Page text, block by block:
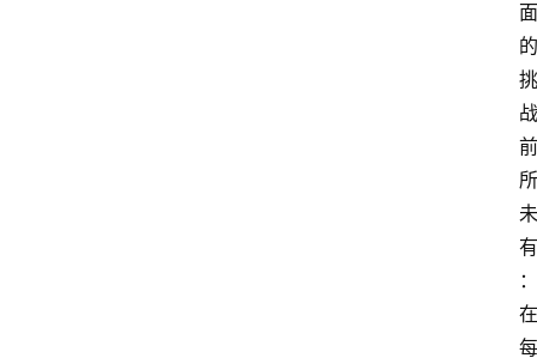
面
的
挑
战
前
所
未
有
：
在
每